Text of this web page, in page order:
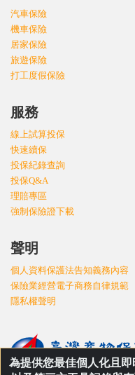
為提供您最佳個人化且
汽車保險
機車保險
居家保險
旅遊保險
打工度假保險
服務
線上試算投保
快速續保
投保紀錄查詢
投保Q&A
理賠專區
強制保險證下載
聲明
個人資料保護法告知義務內容
保險業經營電子商務自律規範
隱私權聲明